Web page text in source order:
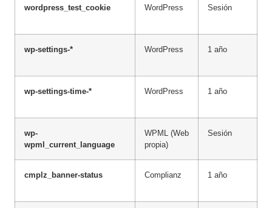
wordpress_test_cookie WordPress Sesión
wp-settings-* WordPress 1 año
wp-settings-time-* WordPress 1 año
wp-
wpml_current_language
WPML (Web
propia)
Sesión
cmplz_banner-status Complianz 1 año